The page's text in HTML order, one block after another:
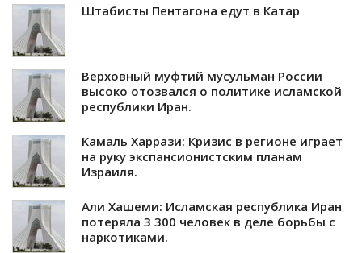
Штабисты Пентагона едут в Катар
Верховный муфтий мусульман России
высоко отозвался о политике исламской
республики Иран.
Камаль Харрази: Кризис в регионе играет
на руку экспансионистским планам
Израиля.
Али Хашеми: Исламская республика Иран
потеряла 3 300 человек в деле борьбы с
наркотиками.